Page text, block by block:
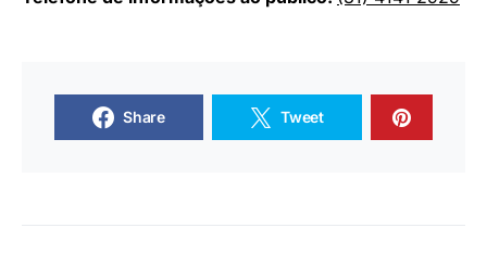
Share Tweet